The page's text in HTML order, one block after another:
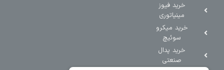
خرید فیوز
مینیاتوری
خرید میکرو
سوئیچ
خرید پدال
صنعتی